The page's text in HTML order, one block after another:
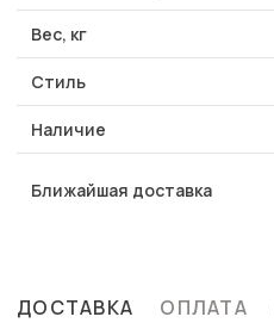
Вес, кг
Стиль
Наличие
Ближайшая доставка
ДОСТАВКА ОПЛАТА